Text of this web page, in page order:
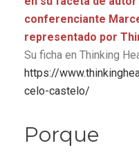
conferenciante
representado por
Su ficha en Thinking
https://
celo-castelo/
Porque